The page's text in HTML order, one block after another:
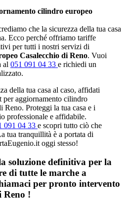
cilindro europeo
che la sicurezza della tua casa
Ecco perché offriamo tariffe
per tutti i nostri servizi di
Casalecchio di Reno. Vuoi
al 051 091 04 33 e richiedi un
della tua casa al caso, affidati
aggiornamento cilindro
Reno. Proteggi la tua casa e i
professionale e affidabile.
091 04 33 e scopri tutto ciò che
tua tranquillità è a portata di
oggi stesso!
soluzione definitiva per la
di tutte le marche a
per pronto intervento
Reno !